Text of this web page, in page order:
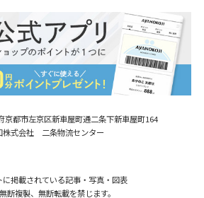
都市左京区新車屋町通二条下新車屋町164
株式会社 二条物流センター
に掲載されている記事・写真・図表
断複製、無断転載を禁じます。